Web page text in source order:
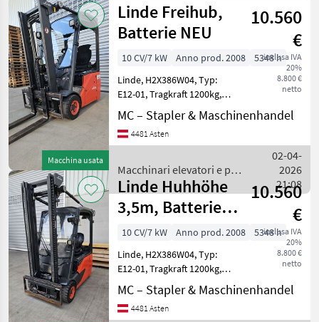
Macchina usata
Linde Freihub,
Batterie NEU
10.560
€
inclusa IVA
20%
8.800 €
netto
10 CV/7 kW Anno prod. 2008
5348 h
Linde, H2X386W04, Typ:
E12-01, Tragkraft 1200kg,
Antrieb: 3 Rad Elektro
Frontgabel-Stapler,
Baujahr: 2008,
Hubgerüst: Duplex
Vollfreihu
MC – Stapler & Maschinenhandel
4481 Asten
Macchinari elevatori e per
magazzino / Linde
02-04-
2026
21:08
Linde Huhhöhe
3,5m, Batterie
NEU
10.560
€
inclusa IVA
20%
8.800 €
netto
10 CV/7 kW Anno prod. 2008
5348 h
Linde, H2X386W04, Typ:
E12-01, Tragkraft 1200kg,
Antrieb: 3 Rad Elektro
Frontgabel-Stapler,
Baujahr: 2008,
MC – Stapler & Maschinenhandel
4481 Asten